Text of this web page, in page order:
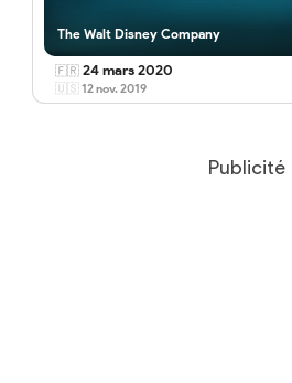
The Walt Disney Company
🇫🇷 24 mars 2020
🇺🇸 12 nov. 2019
Publicité